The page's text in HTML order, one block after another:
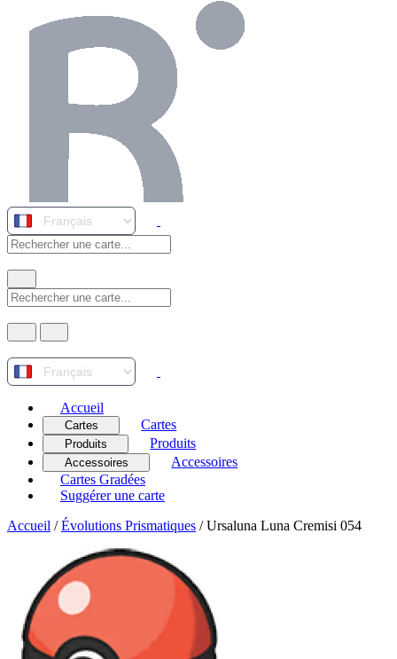
Accueil
Cartes Cartes
Produits Produits
Accessoires
Accessoires
Cartes Gradées
Suggérer une carte
Accueil / Évolutions Prismatiques / Ursaluna Luna Cremisi 054